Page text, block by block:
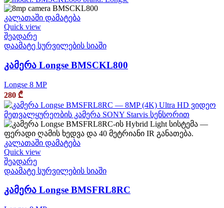
კალათაში დამატება
Quick view
შეადარე
დაამატე სურვილების სიაში
კამერა Longse BMSCKL800
Longse 8 MP
280 ₾
კალათაში დამატება
Quick view
შეადარე
დაამატე სურვილების სიაში
კამერა Longse BMSFRL8RC